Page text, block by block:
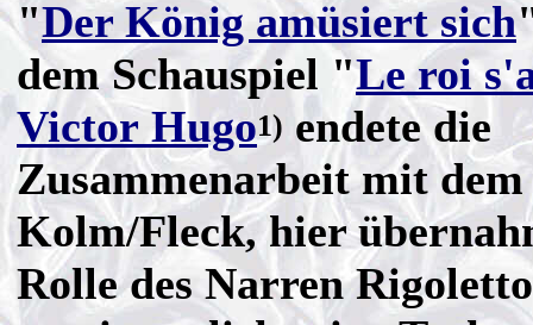
"Der König amüsiert sich
dem Schauspiel "Le roi
Victor Hugo1) endete die
Zusammenarbeit mit dem
Kolm/Fleck, hier
Rolle des Narren